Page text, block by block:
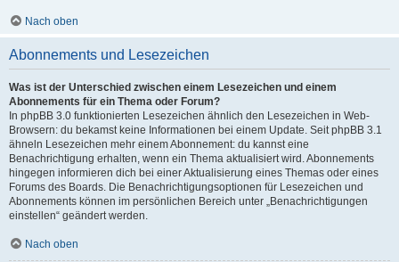
Nach oben
Abonnements und Lesezeichen
Was ist der Unterschied zwischen einem Lesezeichen und einem
Abonnements für ein Thema oder Forum?
In phpBB 3.0 funktionierten Lesezeichen ähnlich den Lesezeichen in Web-
Browsern: du bekamst keine Informationen bei einem Update. Seit phpBB 3.1
ähneln Lesezeichen mehr einem Abonnement: du kannst eine
Benachrichtigung erhalten, wenn ein Thema aktualisiert wird. Abonnements
hingegen informieren dich bei einer Aktualisierung eines Themas oder eines
Forums des Boards. Die Benachrichtigungsoptionen für Lesezeichen und
Abonnements können im persönlichen Bereich unter „Benachrichtigungen
einstellen“ geändert werden.
Nach oben